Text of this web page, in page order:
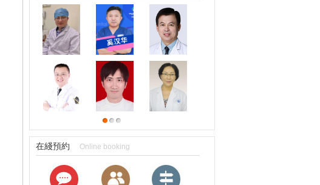
在綫預約 Online booking